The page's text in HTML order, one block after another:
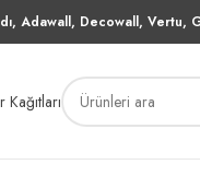
Adawall, Decowall,